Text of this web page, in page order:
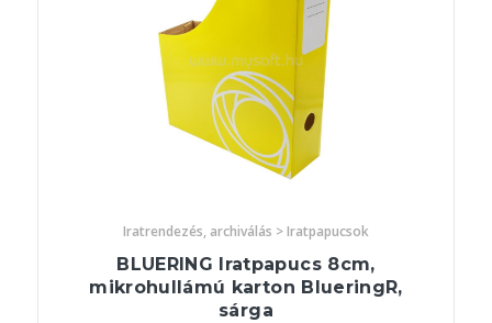
Iratrendezés, archiválás > Iratpapucsok
BLUERING Iratpapucs 8cm,
mikrohullámú karton BlueringR,
sárga